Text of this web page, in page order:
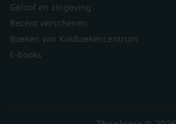
Geloof en zingeving
Recent verschenen
Boeken van KokBoekencentrum
E-books